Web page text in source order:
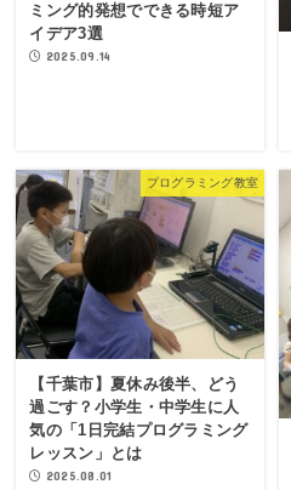
ミング的発想でできる時短ア
イデア3選
2025.09.14
プログラミング教室
【千葉市】夏休み後半、どう
過ごす？小学生・中学生に人
気の「1日完結プログラミング
レッスン」とは
2025.08.01